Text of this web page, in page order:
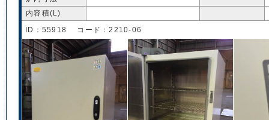
内容積(L)
ID：55918 コード：2210-06